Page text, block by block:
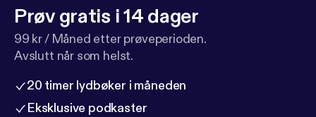
Prøv gratis i 14 dager
99 kr / Måned etter prøveperioden.
Avslutt når som helst.
20 timer lydbøker i måneden
Eksklusive podkaster